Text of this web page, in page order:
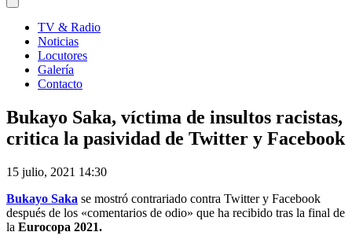
TV & Radio
Noticias
Locutores
Galería
Contacto
Bukayo Saka, víctima de insultos racistas,
critica la pasividad de Twitter y Facebook
15 julio, 2021 14:30
Bukayo Saka se mostró contrariado contra Twitter y Facebook
después de los «comentarios de odio» que ha recibido tras la final de
la Eurocopa 2021.